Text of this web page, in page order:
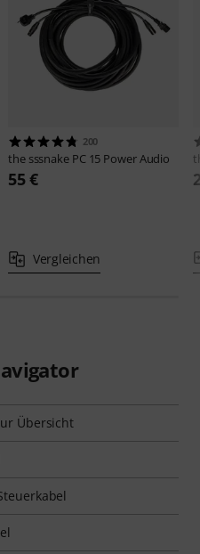
200
the sssnake PC 15 Power Audio
55 €
Vergleichen
Übersicht